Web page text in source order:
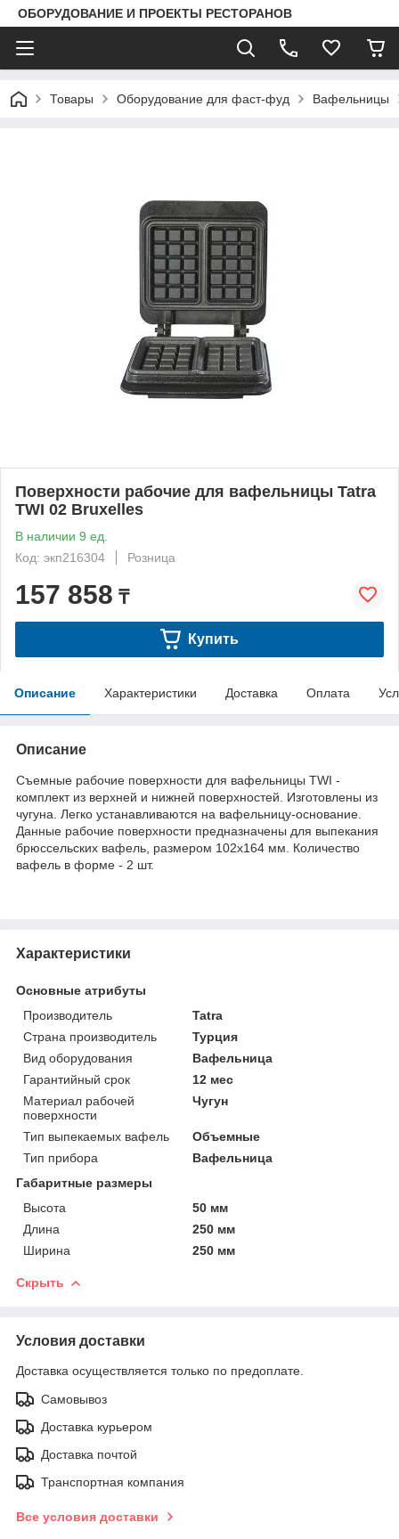
ОБОРУДОВАНИЕ И ПРОЕКТЫ РЕСТОРАНОВ
Товары Оборудование для фаст-фуд Вафельницы
Поверхности рабочие для вафельницы Tatra
TWI 02 Bruxelles
В наличии 9 ед.
Код: экп216304
Розница
157 858 ₸
Купить
Описание Характеристики Доставка Оплата
Описание
Съемные рабочие поверхности для вафельницы TWI -
комплект из верхней и нижней поверхностей. Изготовлены из
чугуна. Легко устанавливаются на вафельницу-основание.
Данные рабочие поверхности предназначены для выпекания
брюссельских вафель, размером 102х164 мм. Количество
вафель в форме - 2 шт.
Характеристики
Основные атрибуты
Производитель
Tatra
Страна производитель
Турция
Вид оборудования
Вафельница
Гарантийный срок
12 мес
Материал рабочей
поверхности
Чугун
Тип выпекаемых вафель
Объемные
Тип прибора
Вафельница
Габаритные размеры
Высота
50 мм
Длина
250 мм
Ширина
250 мм
Скрыть
Условия доставки
Доставка осуществляется только по предоплате.
Самовывоз
Доставка курьером
Доставка почтой
Транспортная компания
Все условия доставки